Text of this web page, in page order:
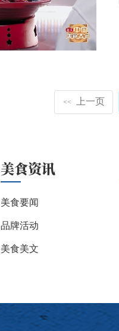
<< 上一页
美食资讯
美食要闻
品牌活动
美食美文